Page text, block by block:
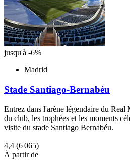
jusqu'à -6%
Madrid
Stade Santiago-Bernabéu
Entrez dans l'arène légendaire du
du club, les trophées et les moments
visite du stade Santiago Bernabéu.
4,4 (6 065)
À partir de